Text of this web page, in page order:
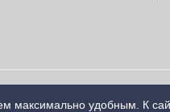
максимально удобным. К